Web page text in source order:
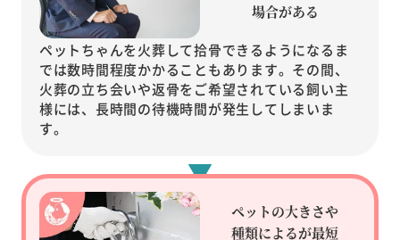
場合がある
ペットちゃんを火葬して拾骨できるようになるま
では数時間程度かかることもあります。その間、
火葬の立ち会いや返骨をご希望されている飼い主
様には、長時間の待機時間が発生してしまいま
す。
ペットの大きさや
種類によるが最短